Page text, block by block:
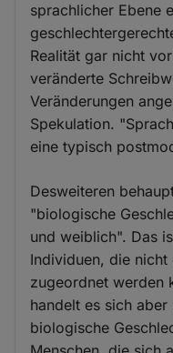
sprachlicher Ebene
Realität gar nicht
veränderte
Veränderungen
Spekulation.
eine typisch
Desweiteren
"biologische
und weiblich". Das
Individuen, die nicht
zugeordnet werden
handelt es sich
biologische